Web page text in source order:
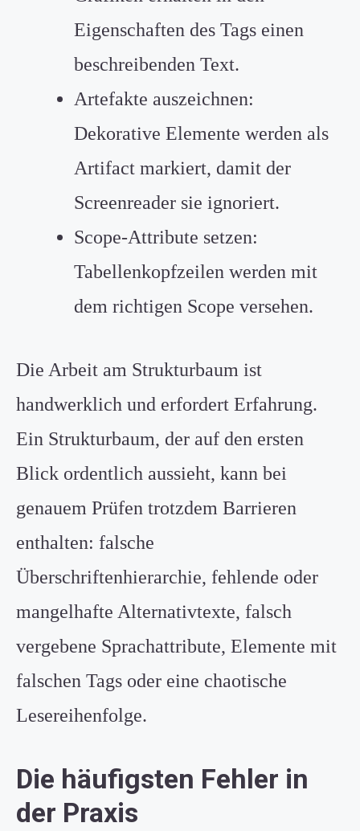
Eigenschaften des Tags einen
beschreibenden Text.
Artefakte auszeichnen:
Dekorative Elemente werden als
Artifact markiert, damit der
Screenreader sie ignoriert.
Scope-Attribute setzen:
Tabellenkopfzeilen werden mit
dem richtigen Scope versehen.
Die Arbeit am Strukturbaum ist
handwerklich und erfordert Erfahrung.
Ein Strukturbaum, der auf den ersten
Blick ordentlich aussieht, kann bei
genauem Prüfen trotzdem Barrieren
enthalten: falsche
Überschriftenhierarchie, fehlende oder
mangelhafte Alternativtexte, falsch
vergebene Sprachattribute, Elemente mit
falschen Tags oder eine chaotische
Lesereihenfolge.
Die häufigsten Fehler in
der Praxis